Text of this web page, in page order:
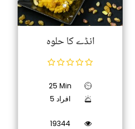
انڈے کا حلوہ
25 Min
5 افراد
19344